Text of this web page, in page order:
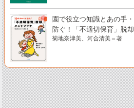
園で役立つ知識とあの手
防ぐ！「不適切保育」脱
菊地奈津美、河合清美＝著